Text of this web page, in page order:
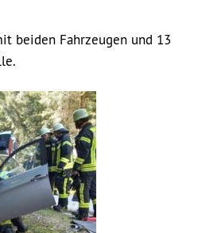
beiden Fahrzeugen und 13